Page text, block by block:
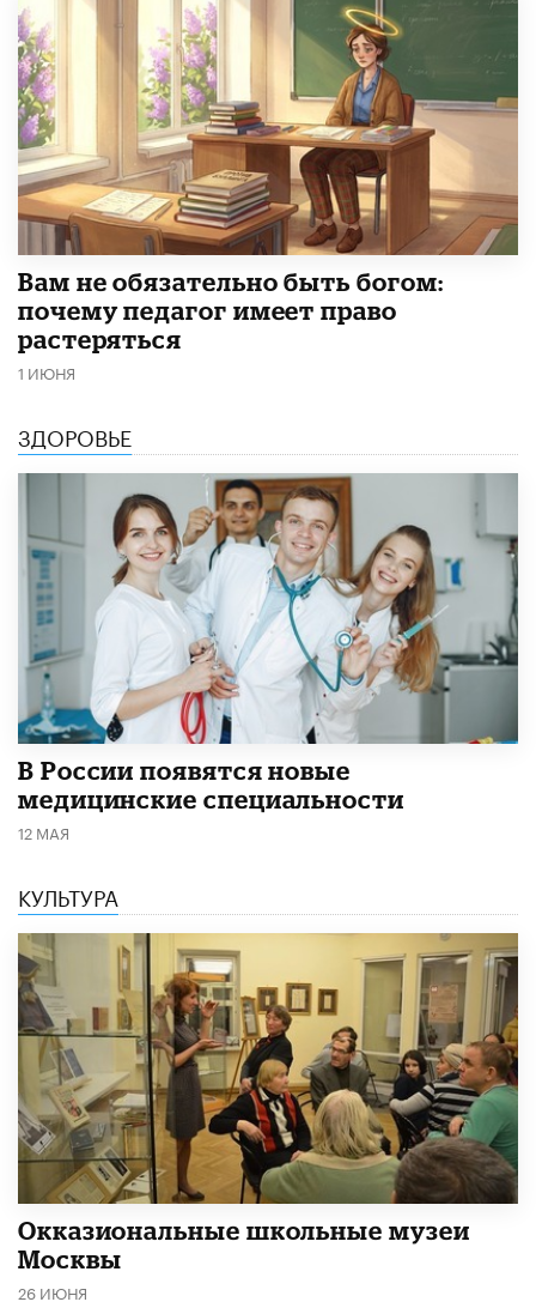
​Вам не обязательно быть богом:
почему педагог имеет право
растеряться
1 ИЮНЯ
ЗДОРОВЬЕ
В России появятся новые
медицинские специальности
12 МАЯ
КУЛЬТУРА
​Окказиональные школьные музеи
Москвы
26 ИЮНЯ